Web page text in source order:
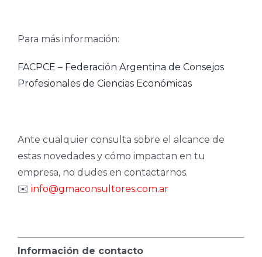
Para más información:
FACPCE – Federación Argentina de Consejos
Profesionales de Ciencias Económicas
Ante cualquier consulta sobre el alcance de
estas novedades y cómo impactan en tu
empresa, no dudes en contactarnos.
✉️ info@gmaconsultores.com.ar
Información de contacto